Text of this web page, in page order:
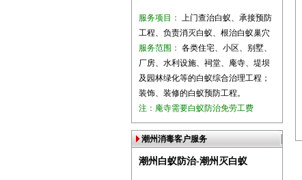
服务项目： 上门查治白蚁、承接预防
工程、负责消灭白蚁、根治白蚁巢穴
服务范围： 各类住宅、小区、别墅、
厂房、水利设施、祠堂、庵寺、堤坝
及园林绿化等的白蚁综合治理工程；
装饰、装修的白蚁预防工程。
注：庵寺需要白蚁防治免劳工费
潮州消毒客户服务
潮州白蚁防治-潮州灭白蚁